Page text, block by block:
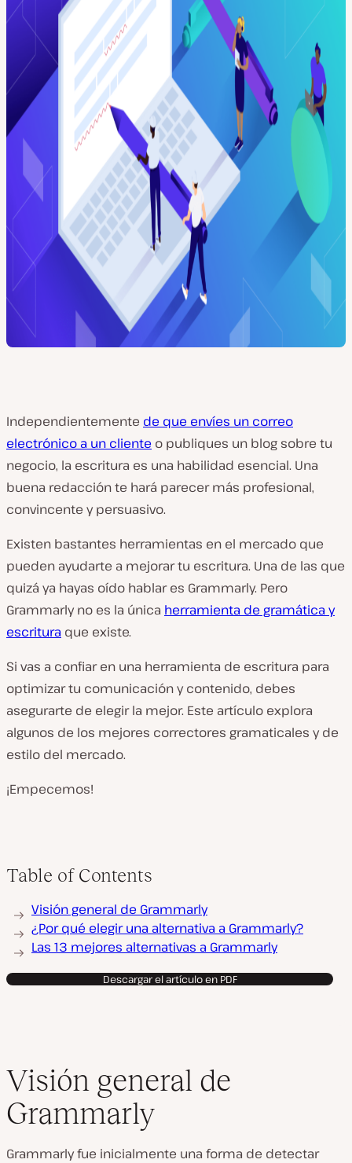
Independientemente de que envíes un correo
electrónico a un cliente o publiques un blog sobre tu
negocio, la escritura es una habilidad esencial. Una
buena redacción te hará parecer más profesional,
convincente y persuasivo.
Existen bastantes herramientas en el mercado que
pueden ayudarte a mejorar tu escritura. Una de las que
quizá ya hayas oído hablar es Grammarly. Pero
Grammarly no es la única herramienta de gramática y
escritura que existe.
Si vas a confiar en una herramienta de escritura para
optimizar tu comunicación y contenido, debes
asegurarte de elegir la mejor. Este artículo explora
algunos de los mejores correctores gramaticales y de
estilo del mercado.
¡Empecemos!
Table of Contents
Visión general de Grammarly
¿Por qué elegir una alternativa a Grammarly?
Las 13 mejores alternativas a Grammarly
Descargar el artículo en PDF
Visión general de
Grammarly
Grammarly fue inicialmente una forma de detectar